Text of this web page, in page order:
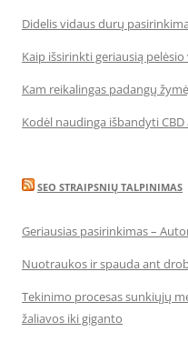
Didelis vidaus durų
Kaip išsirinkti geriausią pelėsio
Kam reikalingas padangų
Kodėl naudinga išbandyti CBD
SEO STRAIPSNIŲ TALPINIMAS
Geriausias pasirinkimas –
Nuotraukos ir spauda ant
Tekinimo procesas sunkiųjų
žaliavos iki giganto